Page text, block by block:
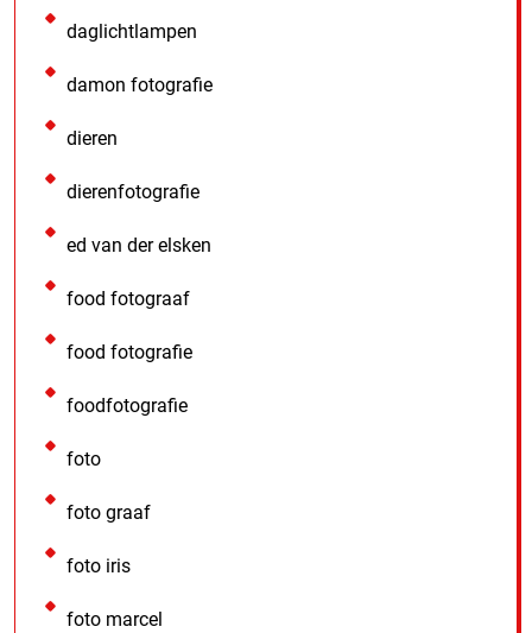
daglichtlampen
damon fotografie
dieren
dierenfotografie
ed van der elsken
food fotograaf
food fotografie
foodfotografie
foto
foto graaf
foto iris
foto marcel